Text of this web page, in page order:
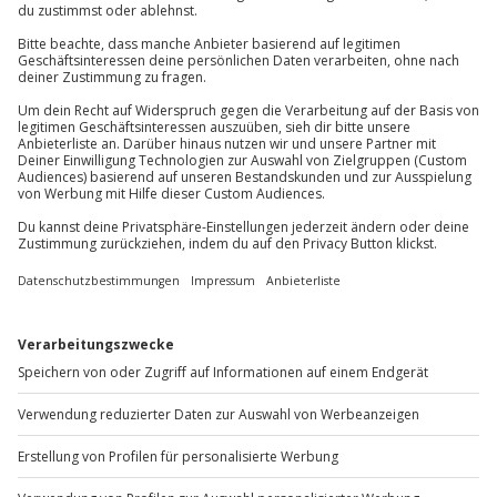
Teilnahme für Personen mit Handicap nach
Absprache mit dem Veranstalter möglich
Kein Alkohol-/Drogeneinfluss
Gültiger Führerschein der Klasse B (5 Jahre in
Besitz)
Kaution: 5000 € (in bar/Kreditkarte/EC-Karte)
Unterschriebener Haftungsausschluss
Mitzubringen: Führerschein,
Gutschein gültig für 1 Person
Kontakt & FAQ
Jochen SchweizerGmbH
Mühldorfstraße 8
81671 München
Du erreichst uns telefonisch zu folgenden Zeiten,
außer an bundesweiten Feiertagen:
Mo-Fr: 8-20 Uhr | Sa: 10-16 Uhr
Du möchtest als Firma bestellen?
Sichere Dir attraktive Firmenkunden Vorteile.
+49 89 / 60 60 89 700
Mo-Fr: 9-17 Uhr
b2b@jochen-schweizer.de